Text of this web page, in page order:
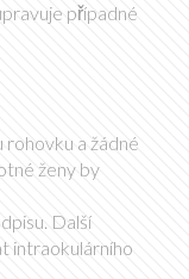
případné
a žádné
ženy by
Další
intraokulárního